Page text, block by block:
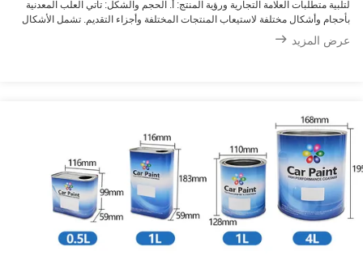
لتلبية متطلبات العلامة التجارية ورؤية المنتج: أ. الحجم والشكل: تأتي العلب المعدنية
بأحجام وأشكال مختلفة لاستيعاب المنتجات المختلفة وأجزاء التقديم. تشمل الأشكال
الشائعة الأسطوانية والمستطيلة والمربعة والمستديرة والعلب ذات الأشكال ...
عرض المزيد